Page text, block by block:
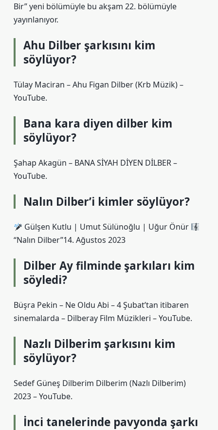
Bir” yeni bölümüyle bu akşam 22. bölümüyle
yayınlanıyor.
Ahu Dilber şarkısını kim
söylüyor?
Tülay Maciran – Ahu Figan Dilber (Krb Müzik) –
YouTube.
Bana kara diyen dilber kim
söylüyor?
Şahap Akagün – BANA SİYAH DİYEN DİLBER –
YouTube.
Nalın Dilber’i kimler söylüyor?
Gülşen Kutlu | Umut Sülünoğlu | Uğur Önür
“Nalın Dilber”14. Ağustos 2023
Dilber Ay filminde şarkıları kim
söyledi?
Büşra Pekin – Ne Oldu Abi – 4 Şubat’tan itibaren
sinemalarda – Dilberay Film Müzikleri – YouTube.
Nazlı Dilberim şarkısını kim
söylüyor?
Sedef Güneş Dilberim Dilberim (Nazlı Dilberim)
2023 – YouTube.
İnci tanelerinde pavyonda şarkı